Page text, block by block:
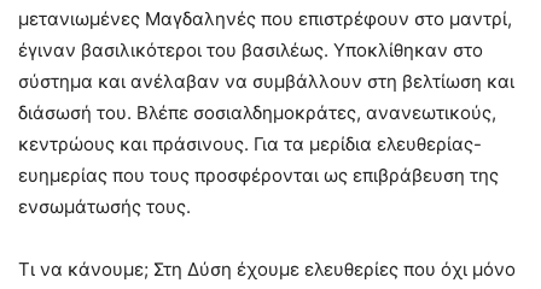
μετανιωμένες Μαγδαληνές που επιστρέφουν στο μαντρί,
έγιναν βασιλικότεροι του βασιλέως. Υποκλίθηκαν στο
σύστημα και ανέλαβαν να συμβάλλουν στη βελτίωση και
διάσωσή του. Βλέπε σοσιαλδημοκράτες, ανανεωτικούς,
κεντρώους και πράσινους. Για τα μερίδια ελευθερίας-
ευημερίας που τους προσφέρονται ως επιβράβευση της
ενσωμάτωσής τους.
Τι να κάνουμε; Στη Δύση έχουμε ελευθερίες που όχι μόνο